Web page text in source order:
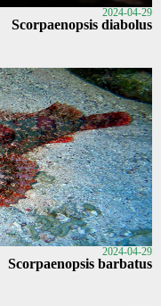
2024-04-29
Scorpaenopsis diabolus
2024-04-29
Scorpaenopsis barbatus